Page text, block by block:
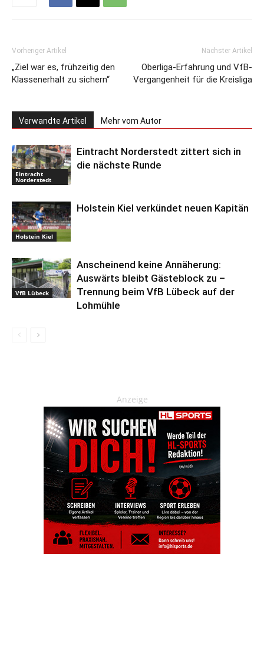
Vorheriger Artikel
„Ziel war es, frühzeitig den
Klassenerhalt zu sichern“
Nächster Artikel
Oberliga-Erfahrung und VfB-
Vergangenheit für die Kreisliga
Verwandte Artikel Mehr vom Autor
Eintracht
Norderstedt
Eintracht Norderstedt zittert sich in
die nächste Runde
Holstein Kiel
Holstein Kiel verkündet neuen Kapitän
VfB Lübeck
Anscheinend keine Annäherung:
Auswärts bleibt Gästeblock zu –
Trennung beim VfB Lübeck auf der
Lohmühle
Anzeige